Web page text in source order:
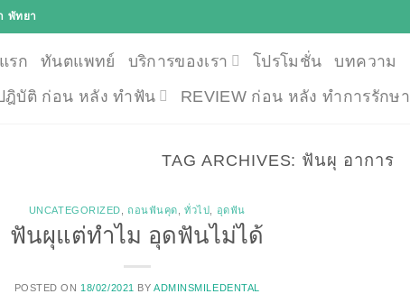
พัทยา
รก ทันตแพทย์ บริการของเรา โปรโมชั่น บทความ
ฎิบัติ ก่อน หลัง ทำฟัน
REVIEW ก่อน หลัง ทำการรักษา
TAG ARCHIVES: ฟันผุ อาการ
UNCATEGORIZED ถอนฟันคุด ,ทั่วไป อุดฟัน
ฟันผุแต่ทำไม อุดฟันไม่ได้
POSTED ON 18/02/2021 BY ADMINSMILEDENTAL